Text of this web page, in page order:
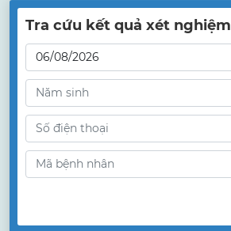
Tra cứu kết quả xét nghiệm